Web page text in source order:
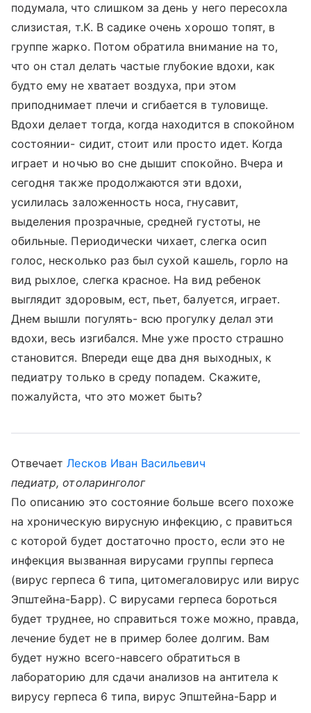
подумала, что слишком за день у него пересохла
слизистая, т.К. В садике очень хорошо топят, в
группе жарко. Потом обратила внимание на то,
что он стал делать частые глубокие вдохи, как
будто ему не хватает воздуха, при этом
приподнимает плечи и сгибается в туловище.
Вдохи делает тогда, когда находится в спокойном
состоянии- сидит, стоит или просто идет. Когда
играет и ночью во сне дышит спокойно. Вчера и
сегодня также продолжаются эти вдохи,
усилилась заложенность носа, гнусавит,
выделения прозрачные, средней густоты, не
обильные. Периодически чихает, слегка осип
голос, несколько раз был сухой кашель, горло на
вид рыхлое, слегка красное. На вид ребенок
выглядит здоровым, ест, пьет, балуется, играет.
Днем вышли погулять- всю прогулку делал эти
вдохи, весь изгибался. Мне уже просто страшно
становится. Впереди еще два дня выходных, к
педиатру только в среду попадем. Скажите,
пожалуйста, что это может быть?
ОтвечаетЛесков Иван Васильевич
педиатр, отоларинголог
По описанию это состояние больше всего похоже
на хроническую вирусную инфекцию, с правиться
с которой будет достаточно просто, если это не
инфекция вызванная вирусами группы герпеса
(вирус герпеса 6 типа, цитомегаловирус или вирус
Эпштейна-Барр). С вирусами герпеса бороться
будет труднее, но справиться тоже можно, правда,
лечение будет не в пример более долгим. Вам
будет нужно всего-навсего обратиться в
лабораторию для сдачи анализов на антитела к
вирусу герпеса 6 типа, вирус Эпштейна-Барр и